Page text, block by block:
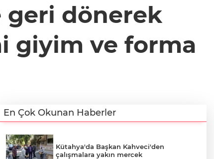
geri dönerek
giyim ve forma
En Çok Okunan Haberler
Kütahya'da Başkan Kahveci'den
çalışmalara yakın mercek